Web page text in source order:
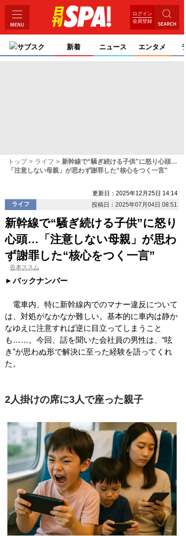
ログイン
会員登録
サブスク 新着 ニュース エンタメ
トップ ライフ
新幹線で“騒ぎ続ける子供”に怒り心頭…
「注意しない母親」が思わず謝罪した“核心をつく一言”
更新日：2025年12月25日 14:14
ライフ
投稿日：2025年07月04日 08:51
新幹線で“騒ぎ続ける子供”に怒り
心頭…「注意しない母親」が思わ
ず謝罪した“核心をつく一言”
谷本ススム
バックナンバー
電車内、特に新幹線内でのマナー違反について
は、対処がなかなか難しい。基本的に車内は静か
なゆえに注意すれば逆に目立ってしまうこと
も……。今回、話を聞いた会社員の男性は、“呟
き”が思わぬ形で解決に至った経験を語ってくれ
た。
2人掛けの席に3人で座った親子